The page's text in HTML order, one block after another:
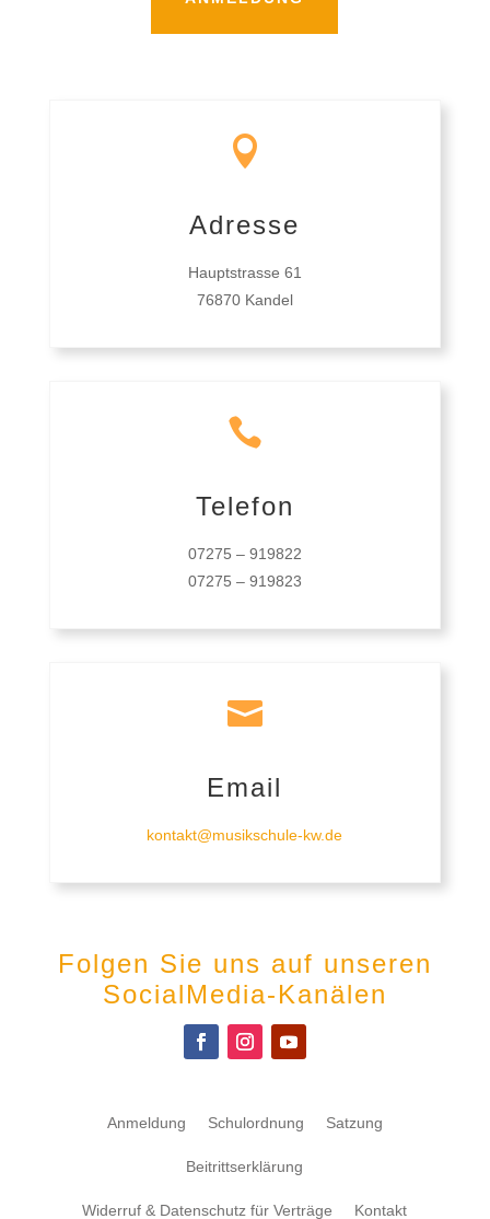

Adresse
Hauptstrasse 61
76870 Kandel

Telefon
07275 – 919822
07275 – 919823

Email
kontakt@musikschule-kw.de
Folgen Sie uns auf unseren
SocialMedia-Kanälen
Anmeldung Schulordnung Satzung
Beitrittserklärung
Widerruf & Datenschutz für Verträge Kontakt